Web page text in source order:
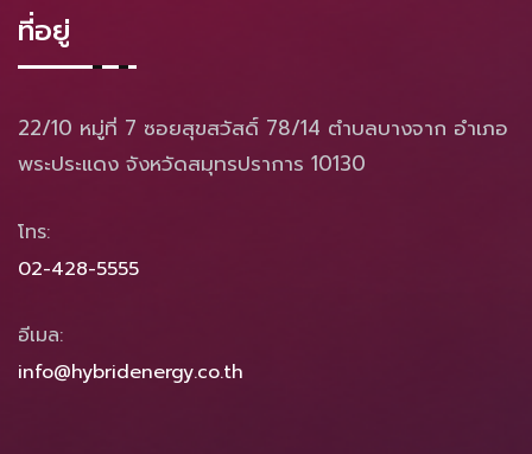
ที่อยู่
22/10 หมู่ที่ 7 ซอยสุขสวัสดิ์ 78/14 ตำบลบางจาก อำเภอ
พระประแดง จังหวัดสมุทรปราการ 10130
โทร:
02-428-5555
อีเมล:
info@hybridenergy.co.th